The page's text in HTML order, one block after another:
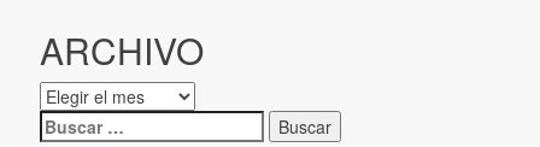
ARCHIVO